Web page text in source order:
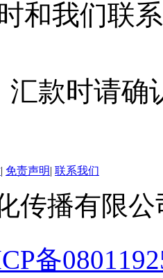
和我们联
款时请确
| 免责声明| 联系我们
传播有限
备